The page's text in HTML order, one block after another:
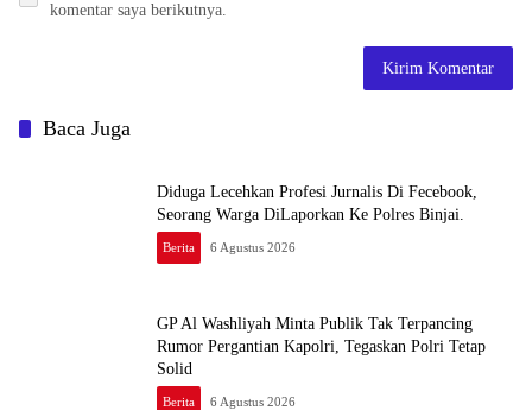
komentar saya berikutnya.
Baca Juga
Diduga Lecehkan Profesi Jurnalis Di Fecebook,
Seorang Warga DiLaporkan Ke Polres Binjai.
Berita 6 Agustus 2026
GP Al Washliyah Minta Publik Tak Terpancing
Rumor Pergantian Kapolri, Tegaskan Polri Tetap
Solid
Berita 6 Agustus 2026